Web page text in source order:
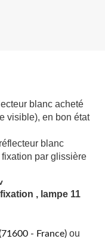
blanc acheté
visible), en bon état
blanc
par glissière
, lampe 11
- France) ou